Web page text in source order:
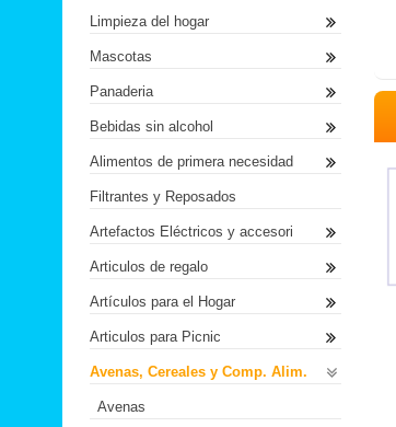
Limpieza del hogar
Mascotas
Panaderia
Bebidas sin alcohol
Alimentos de primera necesidad
Filtrantes y Reposados
Artefactos Eléctricos y accesori
Articulos de regalo
Artículos para el Hogar
Articulos para Picnic
Avenas, Cereales y Comp. Alim.
Avenas